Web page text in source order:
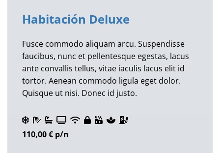
Habitación Deluxe
Fusce commodo aliquam arcu. Suspendisse
faucibus, nunc et pellentesque egestas, lacus
ante convallis tellus, vitae iaculis lacus elit id
tortor. Aenean commodo ligula eget dolor.
Quisque ut nisi. Donec id justo.
110,00 € p/n